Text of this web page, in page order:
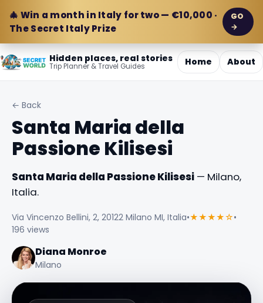
🎄 Win a month in Italy for two — €10,000 ·
The Secret Italy Prize
GO
→
Hidden places, real stories
Trip Planner & Travel Guides Home About
← Back
Santa Maria della
Passione Kilisesi
Santa Maria della Passione Kilisesi — Milano,
Italia.
Via Vincenzo Bellini, 2, 20122 Milano MI, Italia•★★★★☆•
196 views
Diana Monroe
Milano